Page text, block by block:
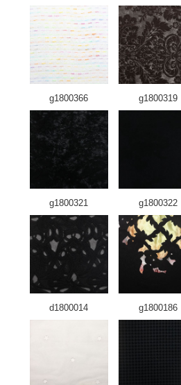
g1800366 g1800319
g1800321 g1800322
d1800014 g1800186